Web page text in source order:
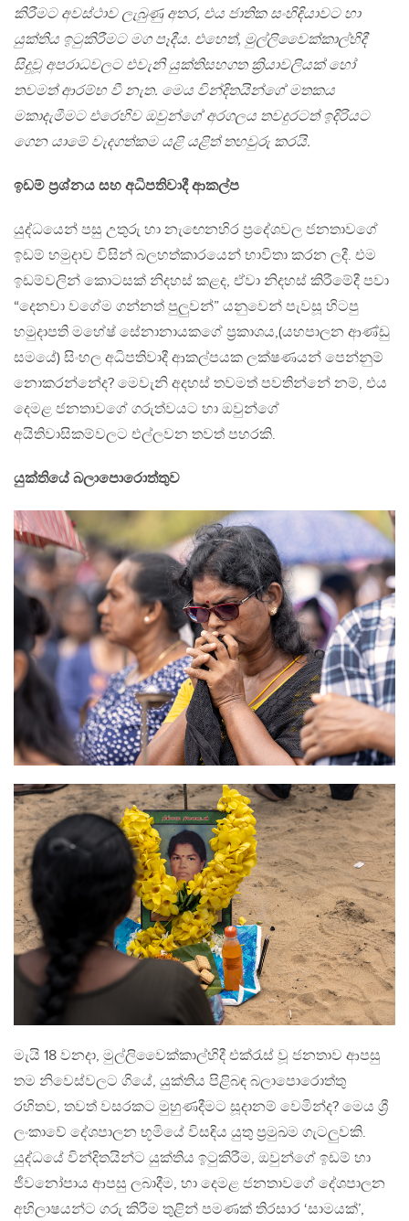
කිරීමට අවස්ථාව ලැබුණු අතර, එය ජාතික සංහිඳියාවට හා
යුක්තිය ඉටුකිරීමට මග පෑදීය. එහෙත්, මුල්ලිවෛක්කාල්හිදී
සිදුවූ අපරාධවලට එවැනි යුක්තිසහගත ක්‍රියාවලියක් හෝ
තවමත් ආරම්භ වී නැත. මෙය වින්දිතයින්ගේ මතකය
මකාදැමීමට එරෙහිව ඔවුන්ගේ අරගලය තවදුරටත් ඉදිරියට
ගෙන යාමේ වැදගත්කම යළි යළිත් තහවුරු කරයි.
ඉඩම් ප්‍රශ්නය සහ අධිපතිවාදී ආකල්ප
යුද්ධයෙන් පසු උතුරු හා නැඟෙනහිර ප්‍රදේශවල ජනතාවගේ
ඉඩම් හමුදාව විසින් බලහත්කාරයෙන් භාවිතා කරන ලදී. එම
ඉඩම්වලින් කොටසක් නිදහස් කළද, ඒවා නිදහස් කිරීමේදී පවා
“දෙනවා වගේම ගන්නත් පුලුවන්” යනුවෙන් පැවසූ හිටපු
හමුදාපති මහේෂ් සේනානායකගේ ප්‍රකාශය,(යහපාලන ආණ්ඩු
සමයේ) සිංහල අධිපතිවාදී ආකල්පයක ලක්ෂණයන් පෙන්නුම්
නොකරන්නේද? මෙවැනි අදහස් තවමත් පවතින්නේ නම්, එය
දෙමළ ජනතාවගේ ගරුත්වයට හා ඔවුන්ගේ
අයිතිවාසිකම්වලට එල්ලවන තවත් පහරකි.
යුක්තියේ බලාපොරොත්තුව
මැයි 18 වනදා, මුල්ලිවෛක්කාල්හිදී එක්රැස් වූ ජනතාව ආපසු
තම නිවෙස්වලට ගියේ, යුක්තිය පිළිබඳ බලාපොරොත්තු
රහිතව, තවත් වසරකට මුහුණදීමට සූදානම් වෙමින්ද? මෙය ශ්‍රී
ලංකාවේ දේශපාලන භූමියේ විසඳිය යුතු ප්‍රමුඛම ගැටලුවකි.
යුද්ධයේ වින්දිතයින්ට යුක්තිය ඉටුකිරීම, ඔවුන්ගේ ඉඩම් හා
ජීවනෝපාය ආපසු ලබාදීම, හා දෙමළ ජනතාවගේ දේශපාලන
අභිලාෂයන්ට ගරු කිරීම තුළින් පමණක් තිරසාර ‘සාමයක්’,